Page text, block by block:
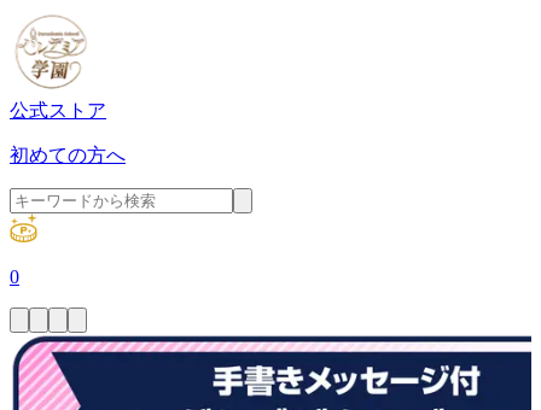
公式ストア
初めての方へ
0